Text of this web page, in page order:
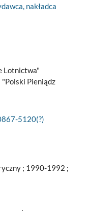
nakładca
Lotnictwa"
Pieniądz
5120(?)
; 1990-1992 ;